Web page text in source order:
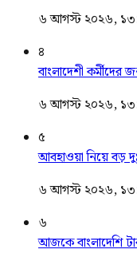
৬ আগস্ট ২০২৬,
৪
বাংলাদেশী
৬ আগস্ট ২০২৬,
৫
আবহাওয়া নিয়ে বড়
৬ আগস্ট ২০২৬,
৬
আজকে বাংলাদেশি